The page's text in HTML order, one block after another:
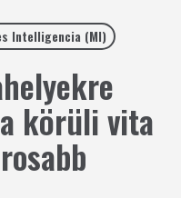
Intelligencia (MI)
körüli vita